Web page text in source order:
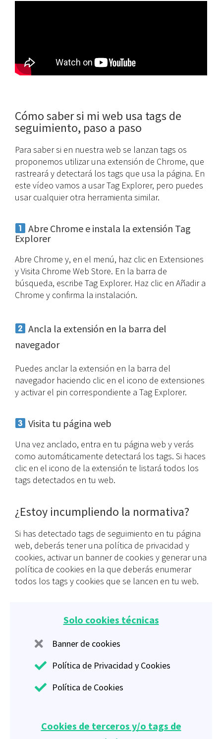
Cómo saber si mi web usa tags de
seguimiento, paso a paso
Para saber si en nuestra web se lanzan tags os
proponemos utilizar una extensión de Chrome, que
rastreará y detectará los tags que usa la página. En
este vídeo vamos a usar Tag Explorer, pero puedes
usar cualquier otra herramienta similar.
Abre Chrome e instala la extensión Tag
Explorer
Abre Chrome y, en el menú, haz clic en Extensiones
y Visita Chrome Web Store. En la barra de
búsqueda, escribe Tag Explorer. Haz clic en Añadir a
Chrome y confirma la instalación.
Ancla la extensión en la barra del
navegador
Puedes anclar la extensión en la barra del
navegador haciendo clic en el icono de extensiones
y activar el pin correspondiente a Tag Explorer.
Visita tu página web
Una vez anclado, entra en tu página web y verás
como automáticamente detectará los tags. Si haces
clic en el icono de la extensión te listará todos los
tags detectados en tu web.
¿Estoy incumpliendo la normativa?
Si has detectado tags de seguimiento en tu página
web, deberás tener una política de privacidad y
cookies, activar un banner de cookies y generar una
política de cookies en la que deberás enumerar
todos los tags y cookies que se lancen en tu web.
Solo cookies técnicas
Banner de cookies
Política de Privacidad y Cookies
Política de Cookies
Cookies de terceros y/o tags de